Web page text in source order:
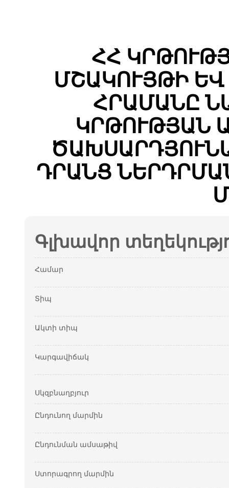
ՀՀ
ՄՇԱԿՈՒՅԹԻ
ՀՐԱՄԱՆԸ
ԿՐԹՈՒԹՅԱՆ
ԴՐԱՆՑ
Գլխավոր
Համար
Տիպ
Ակտի տիպ
Կարգավիճակ
Սկզբնաղբյուր
Ընդունող մարմին
Ընդունման ամսաթիվ
Ստորագրող մարմին